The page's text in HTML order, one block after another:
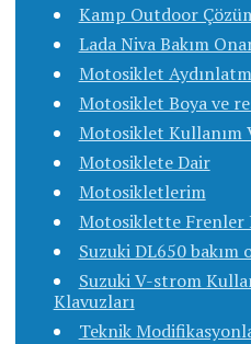
Kamp Outdoor
Lada Niva Bakım
Motosiklet
Motosiklet Boya ve
Motosiklet Kullanım
Motosiklete Dair
Motosikletlerim
Motosiklette Frenler
Suzuki DL650 bakım
Suzuki V-strom
Klavuzları
Teknik